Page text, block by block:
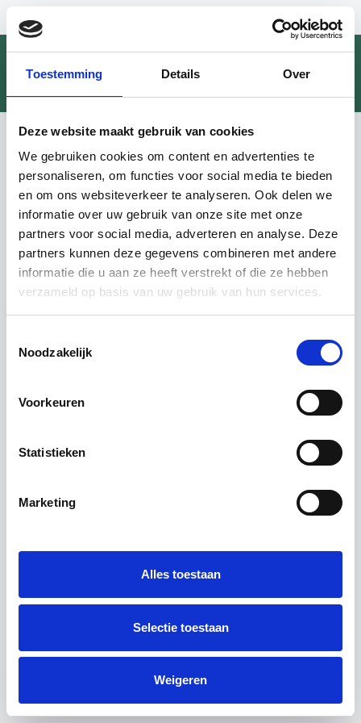
Toestemming Details Over
Deze website maakt gebruik van cookies
We gebruiken cookies om content en advertenties te
personaliseren, om functies voor social media te bieden
en om ons websiteverkeer te analyseren. Ook delen we
informatie over uw gebruik van onze site met onze
partners voor social media, adverteren en analyse. Deze
partners kunnen deze gegevens combineren met andere
informatie die u aan ze heeft verstrekt of die ze hebben
verzameld op basis van uw gebruik van hun services.
Noodzakelijk
Voorkeuren
Statistieken
Marketing
Alles toestaan
Selectie toestaan
Weigeren
V-test® | Energiecontracten
vergelijken
1. Zoek een contract voor
Plaats
Selecteer een postcode
PlaatsMijn woning
Mijn onderneming
Energietype
Gas